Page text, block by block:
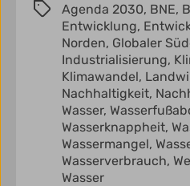
Agenda 2030, BNE,
Entwicklung,
Norden, Globaler
Industrialisierung,
Klimawandel,
Nachhaltigkeit,
Wasser,
Wasserknappheit,
Wassermangel,
Wasserverbrauch,
Wasser